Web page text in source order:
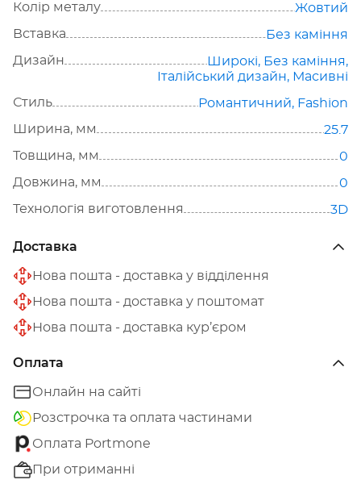
Колір металу
Жовтий
Вставка
Без каміння
Дизайн
Широкі, Без каміння,
Італійський дизайн, Масивні
Стиль
Романтичний, Fashion
Ширина, мм
25.7
Товщина, мм
0
Довжина, мм
0
Технологія виготовлення
3D
Доставка
Нова пошта - доставка у відділення
Нова пошта - доставка у поштомат
Нова пошта - доставка кур’єром
Оплата
Онлайн на сайті
Розстрочка та оплата частинами
Оплата Portmone
При отриманні